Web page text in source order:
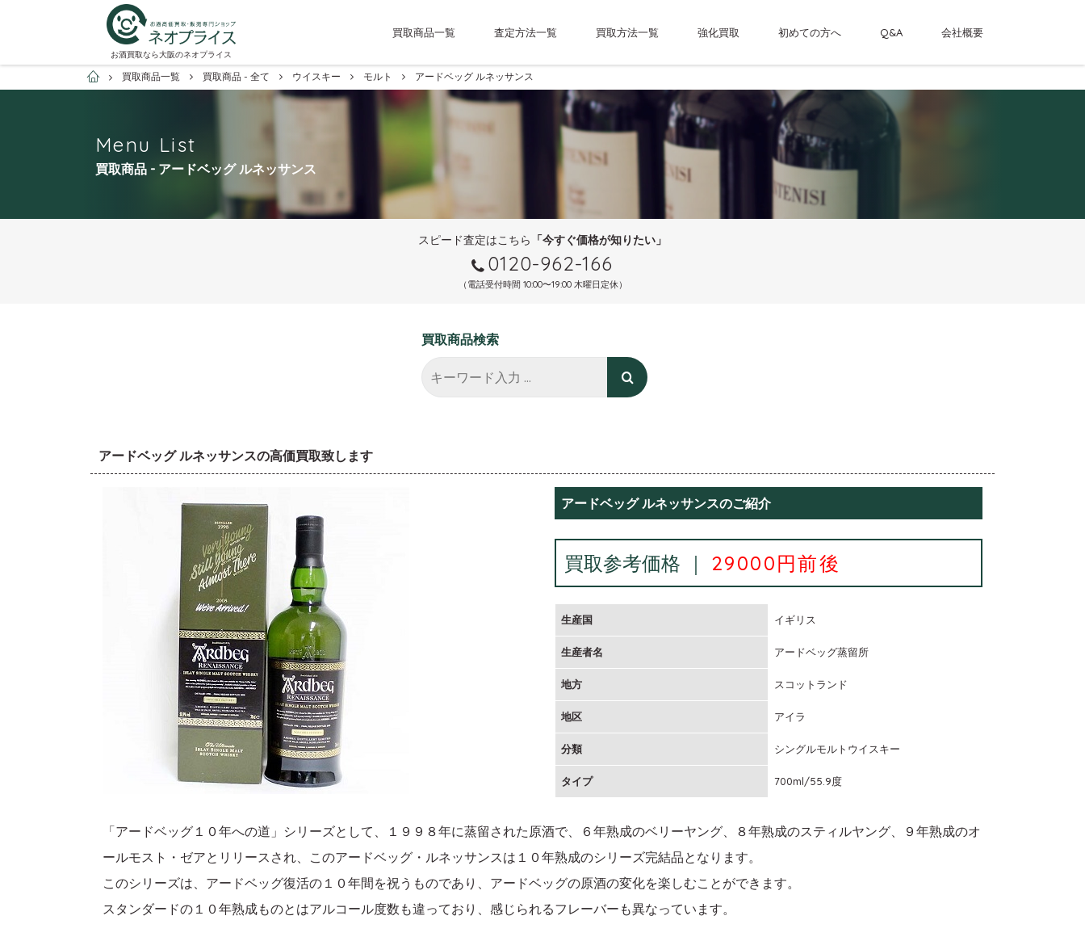
お酒買取なら大阪のネオプライス
買取商品一覧 査定方法一覧 買取方法一覧 強化買取 初めての方へ Q&A 会社概要
お酒買取専門店ネオプライス
買取商品一覧 買取商品 - 全て ウイスキー モルト アードベッグ ルネッサンス
Menu List
買取商品 - アードベッグ ルネッサンス
スピード査定はこちら 「今すぐ価格が知りたい」
0120-962-166
（電話受付時間 10:00〜19:00 木曜日定休）
買取商品検索
アードベッグ ルネッサンスの高価買取致します
アードベッグ ルネッサンスのご紹介
買取参考価格 ｜ 29000円前後
生産国 イギリス
生産者名 アードベッグ蒸留所
地方 スコットランド
地区 アイラ
分類 シングルモルトウイスキー
タイプ 700ml/55.9度
「アードベッグ１０年への道」シリーズとして、１９９８年に蒸留された原酒で、６年熟成のベリーヤング、８年熟成のスティルヤング、９年熟成のオ
ールモスト・ゼアとリリースされ、このアードベッグ・ルネッサンスは１０年熟成のシリーズ完結品となります。
このシリーズは、アードベッグ復活の１０年間を祝うものであり、アードベッグの原酒の変化を楽しむことができます。
スタンダードの１０年熟成ものとはアルコール度数も違っており、感じられるフレーバーも異なっています。